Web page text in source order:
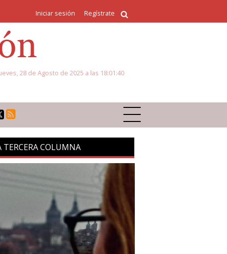
Iniciar sesión Regístrate
28 de Agosto de 2025 a las 18:01:40
TERCERA COLUMNA